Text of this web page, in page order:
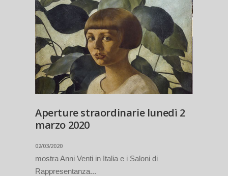
Aperture straordinarie lunedì 2
marzo 2020
02/03/2020
mostra Anni Venti in Italia e i Saloni di
Rappresentanza...